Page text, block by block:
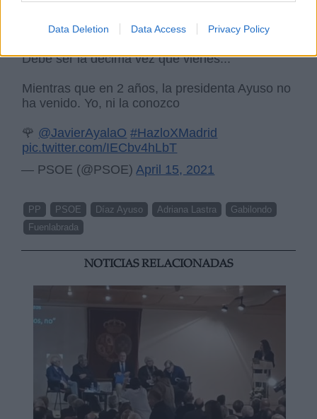
Data Deletion Data Access Privacy Policy
consecuencias”.
Debe ser la décima vez que vienes...
Mientras que en 2 años, la presidenta Ayuso no
ha venido. Yo, ni la conozco
🌹 @JavierAyalaO #HazloXMadrid
pic.twitter.com/IECbv4hLbT
— PSOE (@PSOE)April 15, 2021
PP PSOE Díaz Ayuso Adriana Lastra
Gabilondo
Fuenlabrada
NOTICIAS RELACIONADAS